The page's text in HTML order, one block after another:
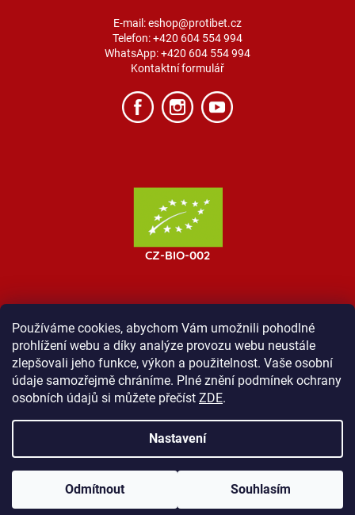
Používáme cookies, abychom Vám umožnili pohodlné
prohlížení webu a díky analýze provozu webu neustále
zlepšovali jeho funkce, výkon a použitelnost. Vaše osobní
údaje samozřejmě chráníme. Plné znění podmínek ochrany
osobních údajů si můžete přečíst ZDE.
Nastavení
Odmítnout Souhlasím
E-mail:eshop@protibet.cz
Telefon:+420 604 554 994
WhatsApp:+420 604 554 994
Kontaktní formulář
MOST ProTibet Vše o nákupu
Obchodní podmínky
Zásady ochrany osobních údajů
Kontakt
Vytvořil Shoptet
Copyright 2026Shop ProTibet . Všechna práva vyhrazena.